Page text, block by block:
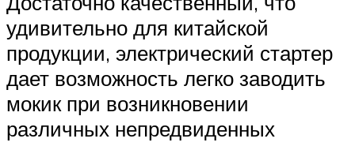
удивительно для китайской
продукции, электрический стартер
дает возможность легко заводить
мокик при возникновении
различных непредвиденных